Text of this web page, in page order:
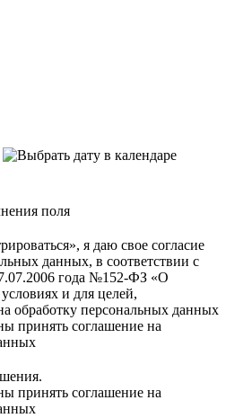
поля
я даю свое согласие
данных, в соответствии с
года №152-ФЗ «О
и для целей,
обработку персональных данных
принять соглашение на
принять соглашение на